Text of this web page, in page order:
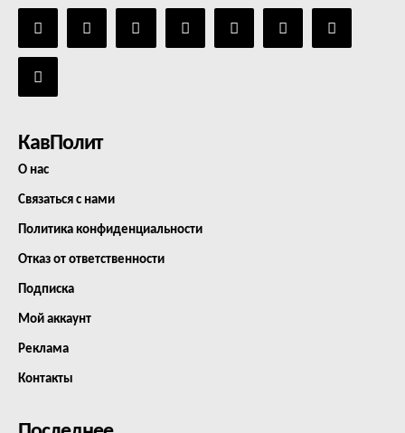
КавПолит
О нас
Связаться с нами
Политика конфиденциальности
Отказ от ответственности
Подписка
Мой аккаунт
Реклама
Контакты